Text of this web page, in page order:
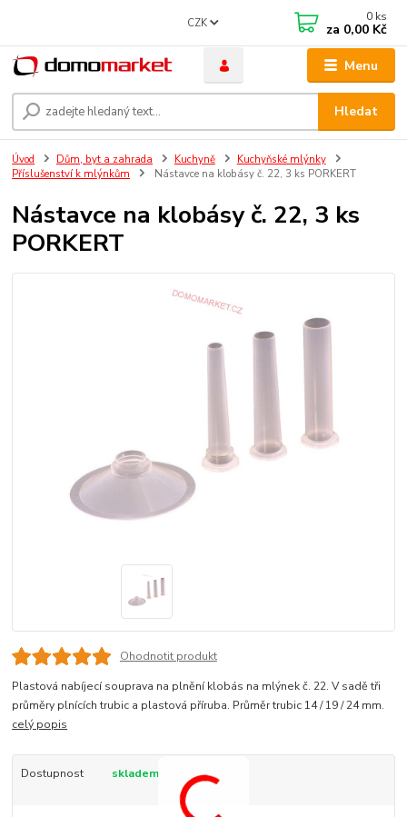
Menu
CZK
Hledat
0 ks
za 0,00 Kč
Úvod Dům, byt a zahrada Kuchyně
Kuchyňské mlýnky
Příslušenství k mlýnkům
Nástavce na klobásy č. 22, 3 ks PORKERT
Nástavce na klobásy č. 22, 3 ks
PORKERT
Ohodnotit produkt
Plastová nabíjecí souprava na plnění klobás na mlýnek č. 22. V sadě tři
průměry plnících trubic a plastová příruba. Průměr trubic 14 / 19 / 24 mm.
celý popis
Dostupnost skladem